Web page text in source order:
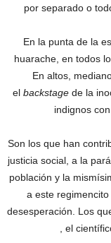
por separado o
En la punta de la
huarache, en todos
En altos,
el backstage de la
indignos
Son los que han
justicia social, a la
población y la
a este
desesperación. Los
, el